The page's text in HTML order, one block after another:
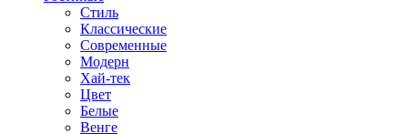
Стиль
Классические
Современные
Модерн
Хай-тек
Цвет
Белые
Венге